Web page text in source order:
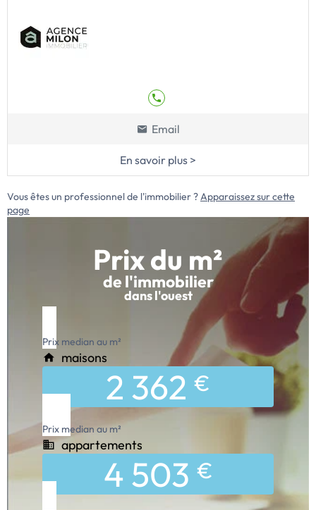
Email
En savoir plus >
Vous êtes un professionnel de l'immobilier ?Apparaissez sur cette
page
Prix du m²
de l'immobilier
dans l'ouest
Prix median au m²
maisons
2 362 €
Prix median au m²
appartements
4 503 €